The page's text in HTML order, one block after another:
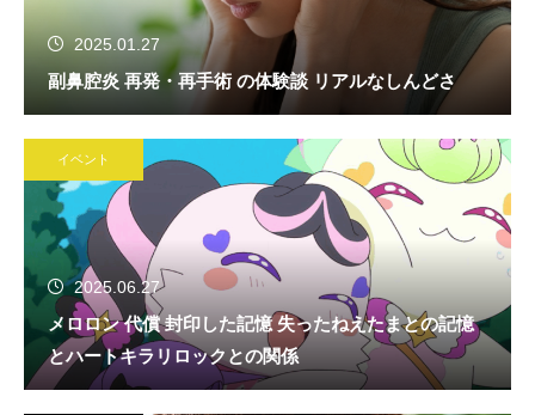
2025.01.27
副鼻腔炎 再発・再手術 の体験談 リアルなしんどさ
イベント
2025.06.27
メロロン 代償 封印した記憶 失ったねえたまとの記憶
とハートキラリロックとの関係